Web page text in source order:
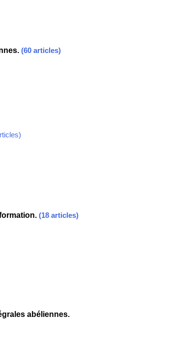
(60 articles)
(18 articles)
abéliennes.